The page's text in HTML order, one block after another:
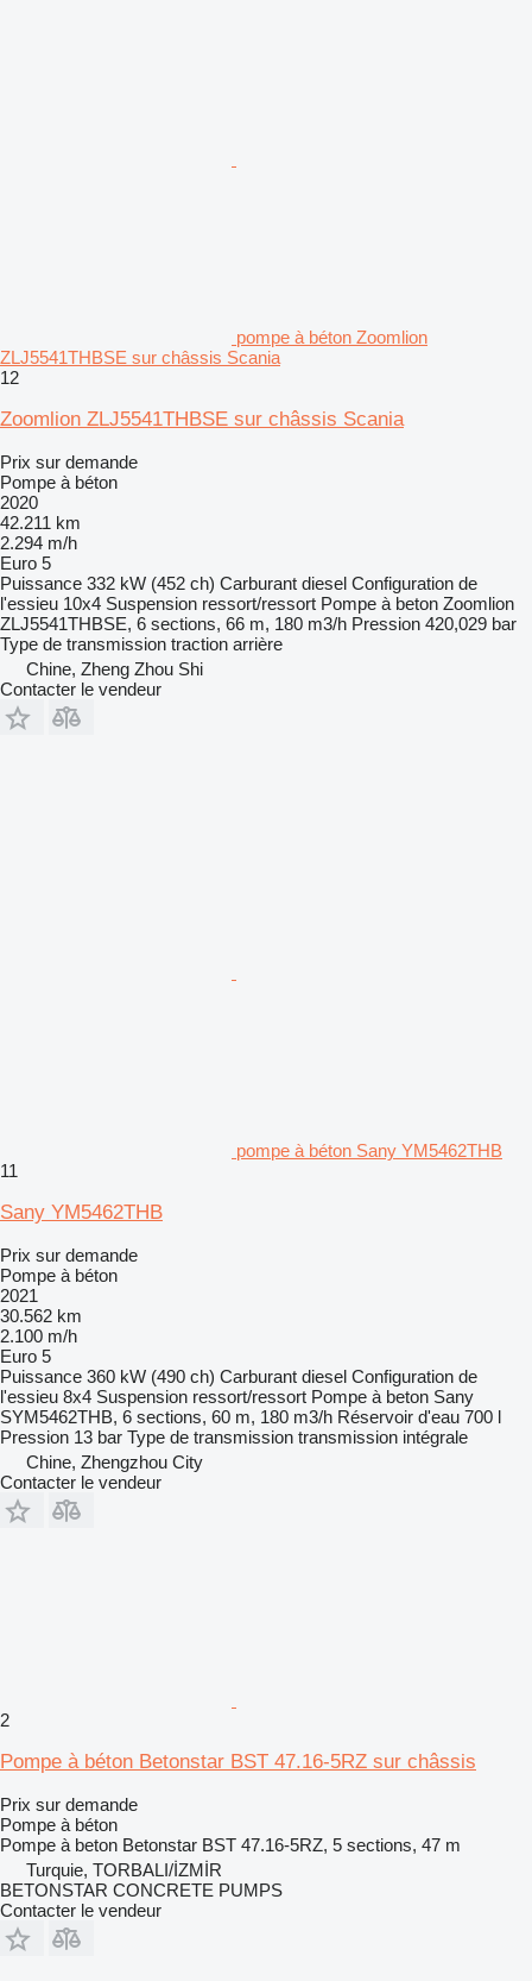
pompe à béton Zoomlion
ZLJ5541THBSE sur châssis Scania
12
Zoomlion ZLJ5541THBSE sur châssis Scania
Prix sur demande
Pompe à béton
2020
42.211 km
2.294 m/h
Euro 5
Puissance 332 kW (452 ch) Carburant diesel Configuration de
l'essieu 10x4 Suspension ressort/ressort Pompe à beton Zoomlion
ZLJ5541THBSE, 6 sections, 66 m, 180 m3/h Pression 420,029 bar
Type de transmission traction arrière
Chine, Zheng Zhou Shi
Contacter le vendeur
pompe à béton Sany YM5462THB
11
Sany YM5462THB
Prix sur demande
Pompe à béton
2021
30.562 km
2.100 m/h
Euro 5
Puissance 360 kW (490 ch) Carburant diesel Configuration de
l'essieu 8x4 Suspension ressort/ressort Pompe à beton Sany
SYM5462THB, 6 sections, 60 m, 180 m3/h Réservoir d'eau 700 l
Pression 13 bar Type de transmission transmission intégrale
Chine, Zhengzhou City
Contacter le vendeur
2
Pompe à béton Betonstar BST 47.16-5RZ sur châssis
Prix sur demande
Pompe à béton
Pompe à beton Betonstar BST 47.16-5RZ, 5 sections, 47 m
Turquie, TORBALI/İZMİR
BETONSTAR CONCRETE PUMPS
Contacter le vendeur